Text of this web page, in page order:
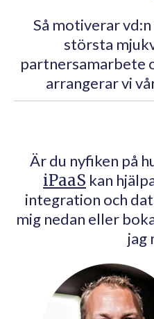
Så motiverar
största
partnersamarbete
arrangerar vi
Är du nyfiken på
iPaaS kan
integration och
mig nedan eller
jag